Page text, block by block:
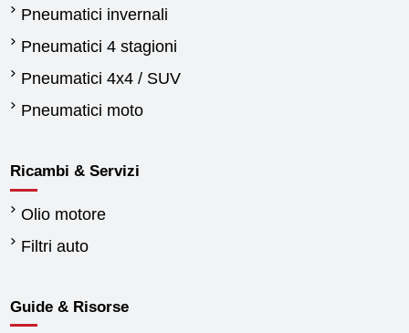
Pneumatici invernali
Pneumatici 4 stagioni
Pneumatici 4x4 / SUV
Pneumatici moto
Ricambi & Servizi
Olio motore
Filtri auto
Guide & Risorse